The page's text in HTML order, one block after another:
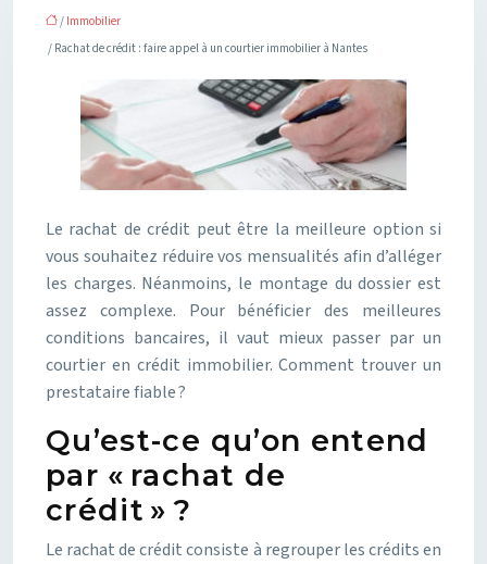
/ Immobilier
/ Rachat de crédit : faire appel à un courtier immobilier à Nantes
Le rachat de crédit peut être la meilleure option si
vous souhaitez réduire vos mensualités afin d’alléger
les charges. Néanmoins, le montage du dossier est
assez complexe. Pour bénéficier des meilleures
conditions bancaires, il vaut mieux passer par un
courtier en crédit immobilier. Comment trouver un
prestataire fiable ?
Qu’est-ce qu’on entend
par « rachat de
crédit » ?
Le rachat de crédit consiste à regrouper les crédits en